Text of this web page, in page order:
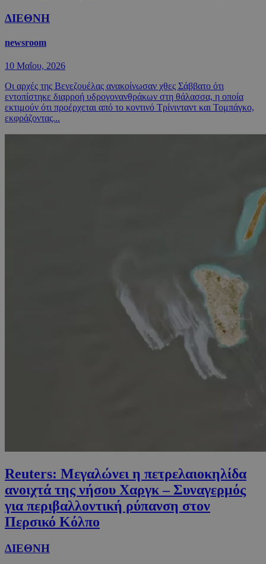
ΔΙΕΘΝΗ
newsroom
10 Μαΐου, 2026
Οι αρχές της Βενεζουέλας ανακοίνωσαν χθες Σάββατο ότι
εντοπίστηκε διαρροή υδρογονανθράκων στη θάλασσα, η οποία
εκτιμούν ότι προέρχεται από το κοντινό Τρίνινταντ και Τομπάγκο,
εκφράζοντας...
Reuters: Μεγαλώνει η πετρελαιοκηλίδα
ανοιχτά της νήσου Χαργκ – Συναγερμός
για περιβαλλοντική ρύπανση στον
Περσικό Κόλπο
ΔΙΕΘΝΗ